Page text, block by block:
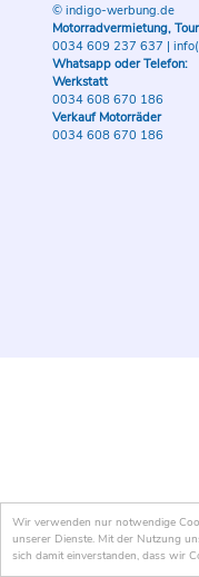
Wir verwenden nur notwendige
unserer Dienste. Mit der Nutzung
sich damit einverstanden, dass wir
© indigo-werbung.de
Motorradvermietung,
0034 609 237 637 |
Whatsapp oder Telefon:
Werkstatt
0034 608 670 186
Verkauf Motorräder
0034 608 670 186